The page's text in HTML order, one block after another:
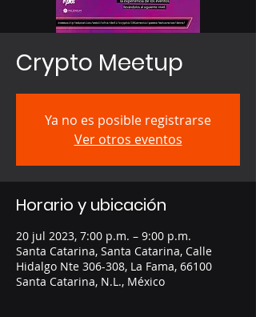
Crypto Meetup
Ya no es posible registrarse
Ver otros eventos
Horario y ubicación
20 jul 2023, 7:00 p.m. – 9:00 p.m.
Santa Catarina, Santa Catarina, Calle
Hidalgo Nte 306-308, La Fama, 66100
Santa Catarina, N.L., México